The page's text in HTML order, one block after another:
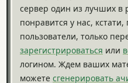
сервер один из лучших в
понравится у нас, кстати,
пользователи, только
зарегистрироваться или
логином. Ждем ваших
можете сгенерировать